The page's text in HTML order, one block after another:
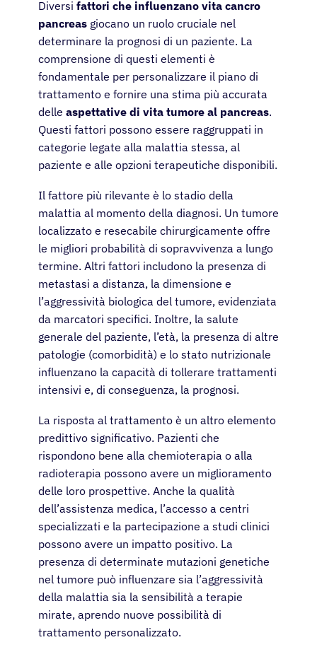
Diversi fattori che influenzano vita cancro
pancreas giocano un ruolo cruciale nel
determinare la prognosi di un paziente. La
comprensione di questi elementi è
fondamentale per personalizzare il piano di
trattamento e fornire una stima più accurata
delle aspettative di vita tumore al pancreas.
Questi fattori possono essere raggruppati in
categorie legate alla malattia stessa, al
paziente e alle opzioni terapeutiche disponibili.
Il fattore più rilevante è lo stadio della
malattia al momento della diagnosi. Un tumore
localizzato e resecabile chirurgicamente offre
le migliori probabilità di sopravvivenza a lungo
termine. Altri fattori includono la presenza di
metastasi a distanza, la dimensione e
l’aggressività biologica del tumore, evidenziata
da marcatori specifici. Inoltre, la salute
generale del paziente, l’età, la presenza di altre
patologie (comorbidità) e lo stato nutrizionale
influenzano la capacità di tollerare trattamenti
intensivi e, di conseguenza, la prognosi.
La risposta al trattamento è un altro elemento
predittivo significativo. Pazienti che
rispondono bene alla chemioterapia o alla
radioterapia possono avere un miglioramento
delle loro prospettive. Anche la qualità
dell’assistenza medica, l’accesso a centri
specializzati e la partecipazione a studi clinici
possono avere un impatto positivo. La
presenza di determinate mutazioni genetiche
nel tumore può influenzare sia l’aggressività
della malattia sia la sensibilità a terapie
mirate, aprendo nuove possibilità di
trattamento personalizzato.